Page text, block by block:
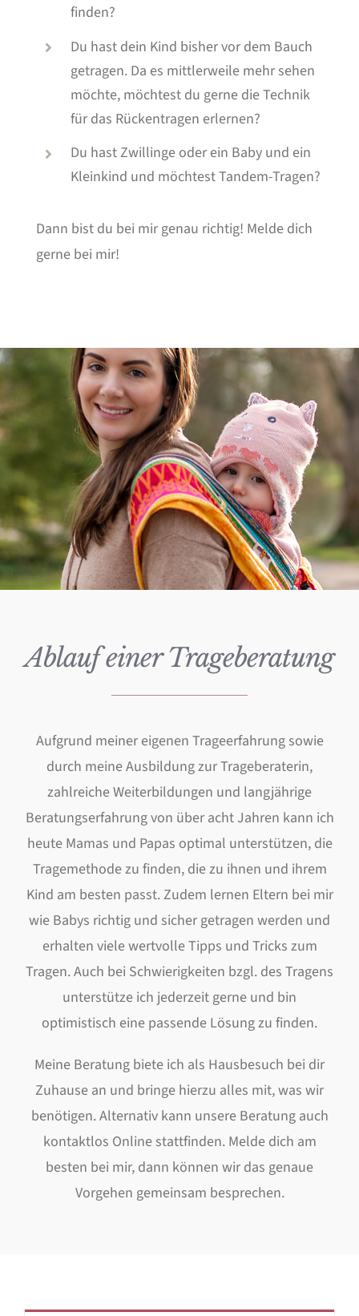
finden?
Du hast dein Kind bisher vor dem Bauch
getragen. Da es mittlerweile mehr sehen
möchte, möchtest du gerne die Technik
für das Rückentragen erlernen?
Du hast Zwillinge oder ein Baby und ein
Kleinkind und möchtest Tandem-Tragen?
Dann bist du bei mir genau richtig! Melde dich
gerne bei mir!
Ablauf einer Trageberatung
Aufgrund meiner eigenen Trageerfahrung sowie
durch meine Ausbildung zur Trageberaterin,
zahlreiche Weiterbildungen und langjährige
Beratungserfahrung von über acht Jahren kann ich
heute Mamas und Papas optimal unterstützen, die
Tragemethode zu finden, die zu ihnen und ihrem
Kind am besten passt. Zudem lernen Eltern bei mir
wie Babys richtig und sicher getragen werden und
erhalten viele wertvolle Tipps und Tricks zum
Tragen. Auch bei Schwierigkeiten bzgl. des Tragens
unterstütze ich jederzeit gerne und bin
optimistisch eine passende Lösung zu finden.
Meine Beratung biete ich als Hausbesuch bei dir
Zuhause an und bringe hierzu alles mit, was wir
benötigen. Alternativ kann unsere Beratung auch
kontaktlos Online stattfinden. Melde dich am
besten bei mir, dann können wir das genaue
Vorgehen gemeinsam besprechen.